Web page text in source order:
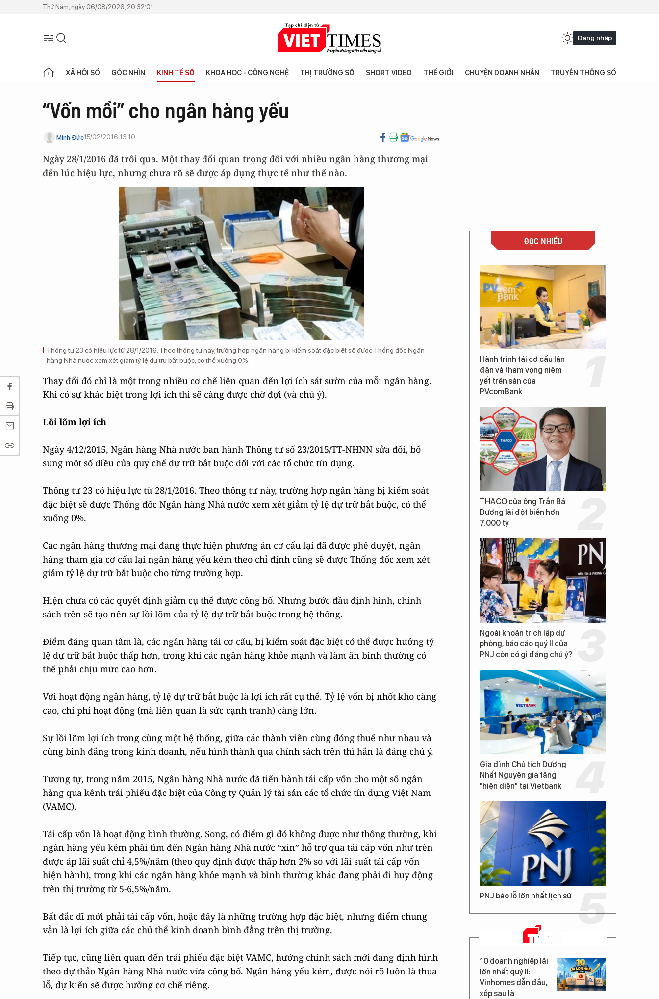
Thứ Năm, ngày 06/08/2026, 20:32:01
Đăng nhập
XÃ HỘI SỐ GÓC NHÌN KINH TẾ SỐ KHOA HỌC - CÔNG NGHỆ THỊ TRƯỜNG SỐ SHORT VIDEO THẾ GIỚI CHUYỆN DOANH NHÂN TRUYỀN THÔNG SỐ
“Vốn mồi” cho ngân hàng yếu
Minh Đức15/02/2016 13:10
Ngày 28/1/2016 đã trôi qua. Một thay đổi quan trọng đối với nhiều ngân hàng thương mại
đến lúc hiệu lực, nhưng chưa rõ sẽ được áp dụng thực tế như thế nào.
Thông tư 23 có hiệu lực từ 28/1/2016. Theo thông tư này, trường hợp ngân hàng bị kiểm soát đặc biệt sẽ được Thống đốc Ngân
hàng Nhà nước xem xét giảm tỷ lệ dự trữ bắt buộc, có thể xuống 0%.
Thay đổi đó chỉ là một trong nhiều cơ chế liên quan đến lợi ích sát sườn của mỗi ngân hàng.
Khi có sự khác biệt trong lợi ích thì sẽ càng được chờ đợi (và chú ý).
Lồi lõm lợi ích
Ngày 4/12/2015, Ngân hàng Nhà nước ban hành Thông tư số 23/2015/TT-NHNN sửa đổi, bổ
sung một số điều của quy chế dự trữ bắt buộc đối với các tổ chức tín dụng.
Thông tư 23 có hiệu lực từ 28/1/2016. Theo thông tư này, trường hợp ngân hàng bị kiểm soát
đặc biệt sẽ được Thống đốc Ngân hàng Nhà nước xem xét giảm tỷ lệ dự trữ bắt buộc, có thể
xuống 0%.
Các ngân hàng thương mại đang thực hiện phương án cơ cấu lại đã được phê duyệt, ngân
hàng tham gia cơ cấu lại ngân hàng yếu kém theo chỉ định cũng sẽ được Thống đốc xem xét
giảm tỷ lệ dự trữ bắt buộc cho từng trường hợp.
Hiện chưa có các quyết định giảm cụ thể được công bố. Nhưng bước đầu định hình, chính
sách trên sẽ tạo nên sự lồi lõm của tỷ lệ dự trữ bắt buộc trong hệ thống.
Điểm đáng quan tâm là, các ngân hàng tái cơ cấu, bị kiểm soát đặc biệt có thể được hưởng tỷ
lệ dự trữ bắt buộc thấp hơn, trong khi các ngân hàng khỏe mạnh và làm ăn bình thường có
thể phải chịu mức cao hơn.
Với hoạt động ngân hàng, tỷ lệ dự trữ bắt buộc là lợi ích rất cụ thể. Tỷ lệ vốn bị nhốt kho càng
cao, chi phí hoạt động (mà liên quan là sức cạnh tranh) càng lớn.
Sự lồi lõm lợi ích trong cùng một hệ thống, giữa các thành viên cùng đóng thuế như nhau và
cùng bình đẳng trong kinh doanh, nếu hình thành qua chính sách trên thì hẳn là đáng chú ý.
Tương tự, trong năm 2015, Ngân hàng Nhà nước đã tiến hành tái cấp vốn cho một số ngân
hàng qua kênh trái phiếu đặc biệt của Công ty Quản lý tài sản các tổ chức tín dụng Việt Nam
(VAMC).
Tái cấp vốn là hoạt động bình thường. Song, có điểm gì đó không được như thông thường, khi
ngân hàng yếu kém phải tìm đến Ngân hàng Nhà nước “xin” hỗ trợ qua tái cấp vốn như trên
được áp lãi suất chỉ 4,5%/năm (theo quy định được thấp hơn 2% so với lãi suất tái cấp vốn
hiện hành), trong khi các ngân hàng khỏe mạnh và bình thường khác đang phải đi huy động
trên thị trường từ 5-6,5%/năm.
Bất đắc dĩ mới phải tái cấp vốn, hoặc đây là những trường hợp đặc biệt, nhưng điểm chung
vẫn là lợi ích giữa các chủ thể kinh doanh bình đẳng trên thị trường.
Tiếp tục, cũng liên quan đến trái phiếu đặc biệt VAMC, hướng chính sách mới đang định hình
theo dự thảo Ngân hàng Nhà nước vừa công bố. Ngân hàng yếu kém, được nói rõ luôn là thua
lỗ, dự kiến sẽ được hưởng cơ chế riêng.
ĐỌC NHIỀU
Hành trình tái cơ cấu lận
đận và tham vọng niêm
yết trên sàn của
PVcomBank
THACO của ông Trần Bá
Dương lãi đột biến hơn
7.000 tỷ
Ngoài khoản trích lập dự
phòng, báo cáo quý II của
PNJ còn có gì đáng chú ý?
Gia đình Chủ tịch Dương
Nhất Nguyên gia tăng
"hiện diện" tại Vietbank
PNJ báo lỗ lớn nhất lịch sử
TIN MỚI
10 doanh nghiệp lãi
lớn nhất quý II:
Vinhomes dẫn đầu,
xếp sau là